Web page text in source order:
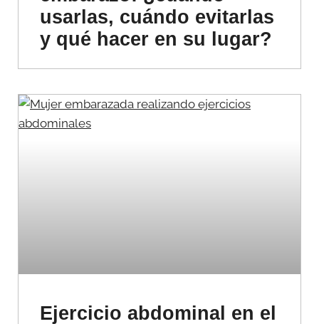
usarlas, cuándo evitarlas
y qué hacer en su lugar?
Ejercicio abdominal en el